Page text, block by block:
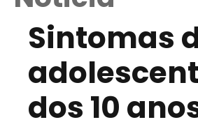
Sintomas
dos 10